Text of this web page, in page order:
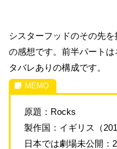
シスターフッドのその先
の感想です。前半パート
タバレありの構成です。
原題：Rocks
製作国：イギリス（
日本では劇場未公開：